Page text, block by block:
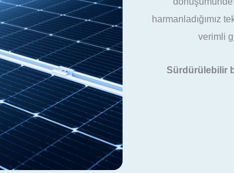
harmanladığımız
verimli
Sürdürülebilir